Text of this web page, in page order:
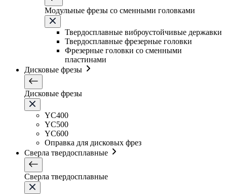
Модульные фрезы со сменными головками
Твердосплавные виброустойчивые державки
Твердосплавные фрезерные головки
Фрезерные головки со сменными
пластинами
Дисковые фрезы
Дисковые фрезы
YC400
YC500
YC600
Оправка для дисковых фрез
Сверла твердосплавные
Сверла твердосплавные